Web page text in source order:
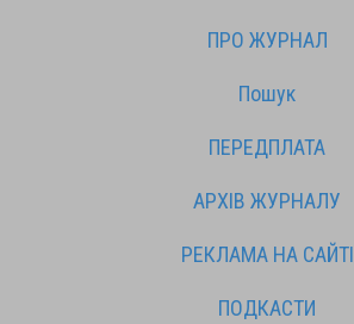
ПРО ЖУРНАЛ
Пошук
ПЕРЕДПЛАТА
АРХІВ ЖУРНАЛУ
РЕКЛАМА НА САЙТІ
ПОДКАСТИ